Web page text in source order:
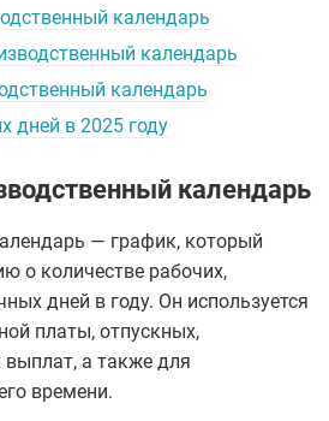
календарь
календарь
календарь
дней в 2025 году
календарь
— график, который
о количестве рабочих,
дней в году. Он используется
платы, отпускных,
а также для
времени.